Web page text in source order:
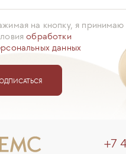
на кнопку, я принимаю
обработки
данных
+7